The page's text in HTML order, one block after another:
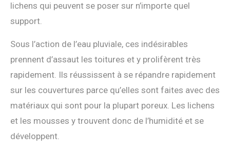
lichens qui peuvent se poser sur n’importe quel
support.
Sous l’action de l’eau pluviale, ces indésirables
prennent d’assaut les toitures et y prolifèrent très
rapidement. Ils réussissent à se répandre rapidement
sur les couvertures parce qu’elles sont faites avec des
matériaux qui sont pour la plupart poreux. Les lichens
et les mousses y trouvent donc de l’humidité et se
développent.